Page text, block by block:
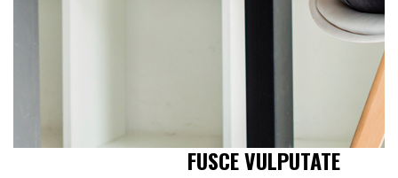
FUSCE VULPUTATE